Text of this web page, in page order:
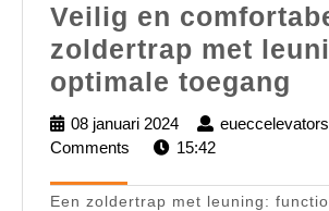
Veilig en
zoldertrap met
optimale toegang
en
08 januari 2024
08
januari
Comments
15:42
Een zoldertrap met leuning: